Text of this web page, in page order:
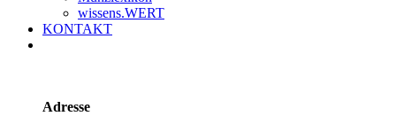
wissens.WERT
KONTAKT
Adresse